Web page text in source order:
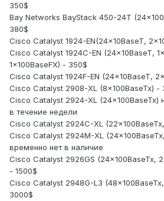
350$
Bay Networks BayStack 450-24T
380$
Cisco Catalyst 1924-EN(24x10BaseT,
Cisco Catalyst 1924C-EN (24x10BaseT,
1x100BaseFX) - 350$
Cisco Catalyst 1924F-EN (24x10BaseT,
Cisco Catalyst 2908-XL (8x100BaseTx) -
Cisco Catalyst 2924-XL (24x100BaseTx)
в течение недели
Cisco Catalyst 2924C-XL
Cisco Catalyst 2924M-XL
временно нет в наличие
Cisco Catalyst 2926GS (24x100BaseTx,
- 1500$
Cisco Catalyst 2948G-L3
3000$